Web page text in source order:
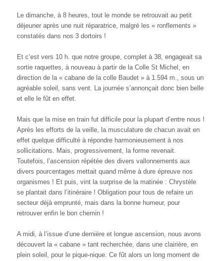
Le dimanche, à 8 heures, tout le monde se retrouvait au petit
déjeuner après une nuit réparatrice, malgré les « ronflements »
constatés dans nos 3 dortoirs !
Et c’est vers 10 h. que notre groupe, complet à 38, engageait sa
sortie raquettes, à nouveau à partir de la Colle St Michel, en
direction de la « cabane de la colle Baudet » à 1.594 m., sous un
agréable soleil, sans vent. La journée s’annonçait donc bien belle
et elle le fût en effet.
Mais que la mise en train fut difficile pour la plupart d’entre nous !
Après les efforts de la veille, la musculature de chacun avait en
effet quelque difficulté à répondre harmonieusement à nos
sollicitations. Mais, progressivement, la forme revenait.
Toutefois, l’ascension répétée des divers vallonnements aux
divers pourcentages mettait quand même à dure épreuve nos
organismes ! Et puis, vint la surprise de la matinée : Chrystèle
se plantait dans l’itinéraire ! Obligation pour tous de refaire un
secteur déjà emprunté, mais dans la bonne humeur, pour
retrouver enfin le bon chemin !
A midi, à l’issue d’une dernière et longue ascension, nous avons
découvert la « cabane » tant recherchée, dans une clairière, en
plein soleil, pour le pique-nique. Ce fût alors un long moment de